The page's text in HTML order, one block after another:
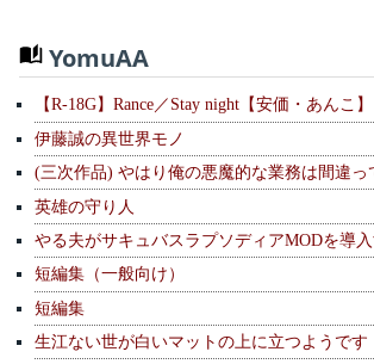
YomuAA
【R-18G】Rance／Stay night【安価・あんこ】
伊藤誠の異世界モノ
(三次作品) やはり俺の悪魔的な業務は間違っ
英雄の守り人
やる夫がサキュバスラプソディアMODを導
短編集（一般向け）
短編集
生江ない世が白いマットの上に立つようです